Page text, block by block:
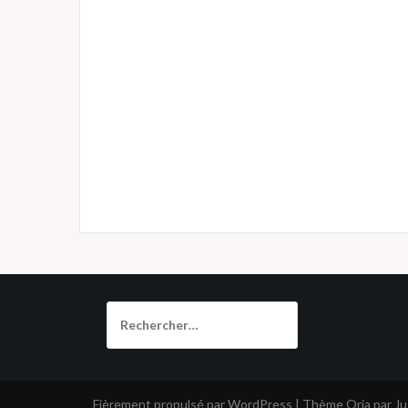
Fièrement propulsé par WordPress | Thème Oria par